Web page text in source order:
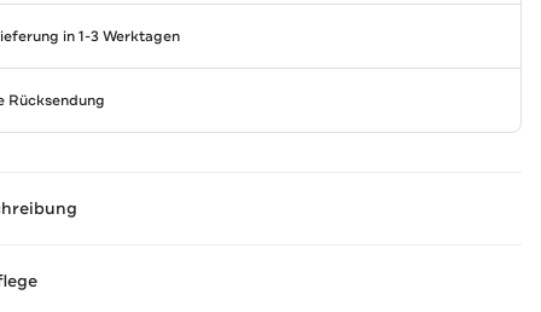
in 1-3 Werktagen
Rücksendung